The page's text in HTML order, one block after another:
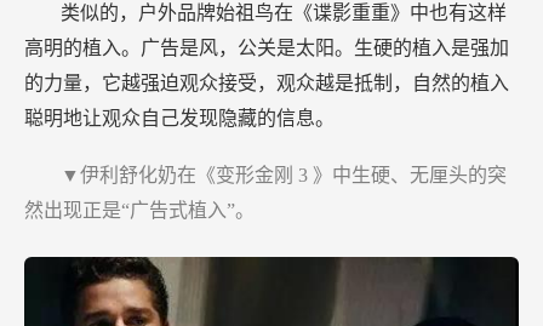
类似的，户外品牌始祖鸟在《谍影重重》中也有这样
高明的植入。广告是风，公关是太阳。生硬的植入是强加
的力量，它越强迫观众接受，观众越是抵制，自然的植入
聪明地让观众自己发现隐藏的信息。
▼伊利舒化奶在《变形金刚3 》中生硬、无厘头的突
然出现正是“广告式植入”。